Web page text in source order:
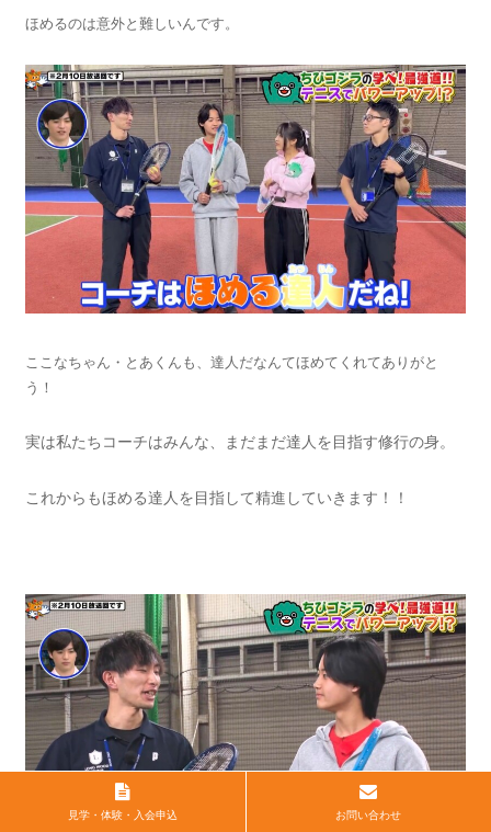
ほめるのは意外と難しいんです。
ここなちゃん・とあくんも、達人だなんてほめてくれてありがと
う！
実は私たちコーチはみんな、まだまだ達人を目指す修行の身。
これからもほめる達人を目指して精進していきます！！
見学・体験・入会申込 お問い合わせ